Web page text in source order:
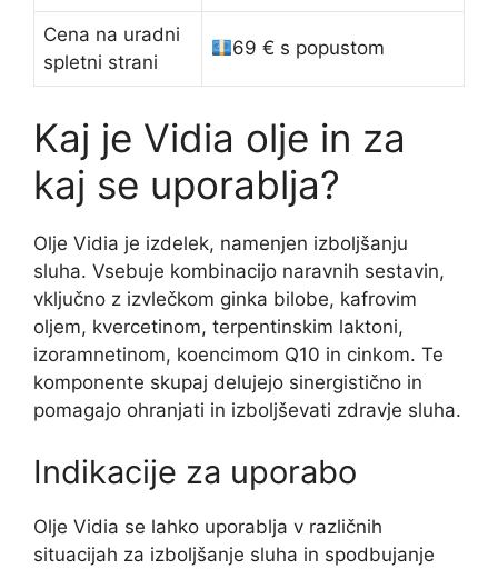
Cena na uradni
spletni strani
69 € s popustom
Kaj je Vidia olje in za
kaj se uporablja?
Olje Vidia je izdelek, namenjen izboljšanju
sluha. Vsebuje kombinacijo naravnih sestavin,
vključno z izvlečkom ginka bilobe, kafrovim
oljem, kvercetinom, terpentinskim laktoni,
izoramnetinom, koencimom Q10 in cinkom. Te
komponente skupaj delujejo sinergistično in
pomagajo ohranjati in izboljševati zdravje sluha.
Indikacije za uporabo
Olje Vidia se lahko uporablja v različnih
situacijah za izboljšanje sluha in spodbujanje